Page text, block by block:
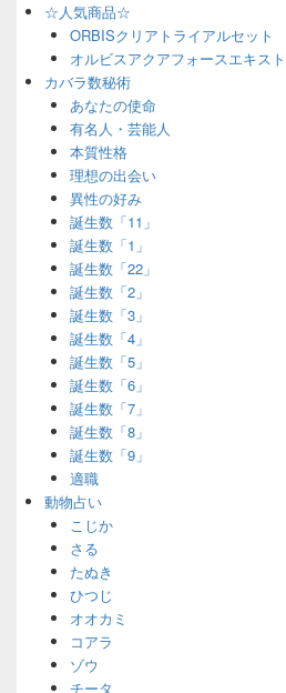
☆人気商品☆
ORBISクリアトライアルセット
オルビスアクアフォースエキス
カバラ数秘術
あなたの使命
有名人・芸能人
本質性格
理想の出会い
異性の好み
誕生数「11」
誕生数「1」
誕生数「22」
誕生数「2」
誕生数「3」
誕生数「4」
誕生数「5」
誕生数「6」
誕生数「7」
誕生数「8」
誕生数「9」
適職
動物占い
こじか
さる
たぬき
ひつじ
オオカミ
コアラ
ゾウ
チータ